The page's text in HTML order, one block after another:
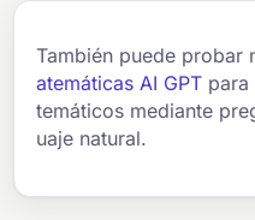
También puede probar
atemáticas AI GPT para
temáticos mediante
uaje natural.